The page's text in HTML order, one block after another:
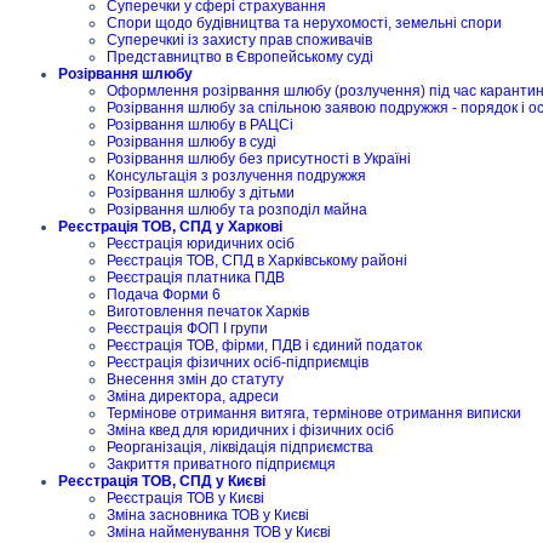
Суперечки у сфері страхування
Спори щодо будівництва та нерухомості, земельні спори
Суперечкиі із захисту прав споживачів
Представництво в Європейському суді
Розірвання шлюбу
Оформлення розірвання шлюбу (розлучення) під час
Розірвання шлюбу за спільною заявою подружжя - порядок і
Розірвання шлюбу в РАЦСі
Розірвання шлюбу в суді
Розірвання шлюбу без присутності в Україні
Консультація з розлучення подружжя
Розірвання шлюбу з дітьми
Розірвання шлюбу та розподіл майна
Реєстрація ТОВ, СПД у Харкові
Реєстрація юридичних осіб
Реєстрація ТОВ, СПД в Харківському районі
Реєстрація платника ПДВ
Подача Форми 6
Виготовлення печаток Харків
Реєстрація ФОП I групи
Реєстрація ТОВ, фірми, ПДВ і єдиний податок
Реєстрація фізичних осіб-підприємців
Внесення змін до статуту
Зміна директора, адреси
Термінове отримання витяга, термінове отримання виписки
Зміна квед для юридичних і фізичних осіб
Реорганізація, ліквідація підприємства
Закриття приватного підприємця
Реєстрація ТОВ, СПД у Києві
Реєстрація ТОВ у Києві
Зміна засновника ТОВ у Києві
Зміна найменування ТОВ у Києві